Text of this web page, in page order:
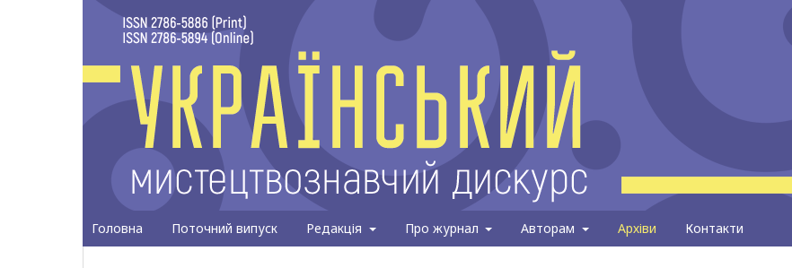
Головна Поточний випуск Редакція Про журнал Авторам Архіви Контакти